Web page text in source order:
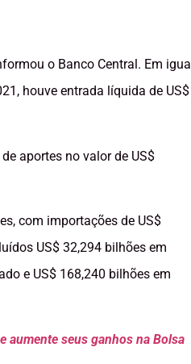
o Banco Central. Em igual
houve entrada líquida de US$
aportes no valor de US$
com importações de US$
US$ 32,294 bilhões em
e US$ 168,240 bilhões em
aumente seus ganhos na Bolsa